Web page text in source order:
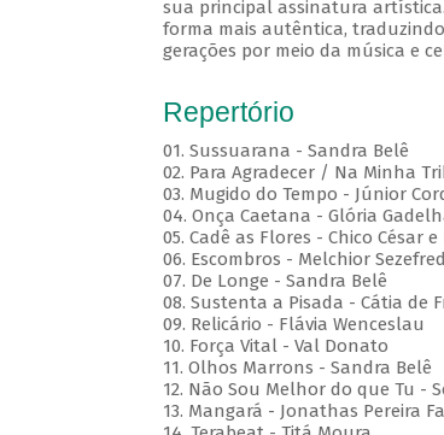
sua principal assinatura
forma mais autêntica,
gerações por meio da música e
Repertório
01. Sussuarana - Sandra Belê
02. Para Agradecer / Na Minha
03. Mugido do Tempo - Júnior
04. Onça Caetana - Glória
05. Cadê as Flores - Chico César
06. Escombros - Melchior
07. De Longe - Sandra Belê
08. Sustenta a Pisada - Cátia de
09. Relicário - Flávia Wenceslau
10. Força Vital - Val Donato
11. Olhos Marrons - Sandra Belê
12. Não Sou Melhor do que Tu -
13. Mangará - Jonathas Pereira